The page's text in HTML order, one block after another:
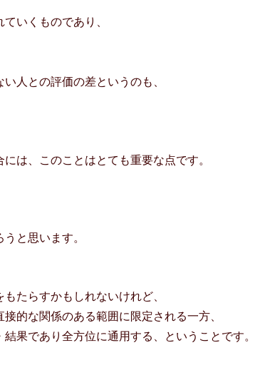
いくものであり、
人との評価の差というのも、
は、このことはとても重要な点です。
と思います。
たらすかもしれないけれど、
的な関係のある範囲に限定される一方、
果であり全方位に通用する、ということです。